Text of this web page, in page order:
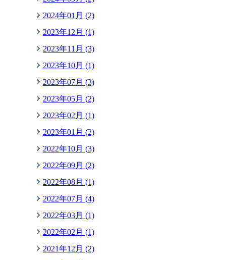
2024年01月 (2)
2023年12月 (1)
2023年11月 (3)
2023年10月 (1)
2023年07月 (3)
2023年05月 (2)
2023年02月 (1)
2023年01月 (2)
2022年10月 (3)
2022年09月 (2)
2022年08月 (1)
2022年07月 (4)
2022年03月 (1)
2022年02月 (1)
2021年12月 (2)